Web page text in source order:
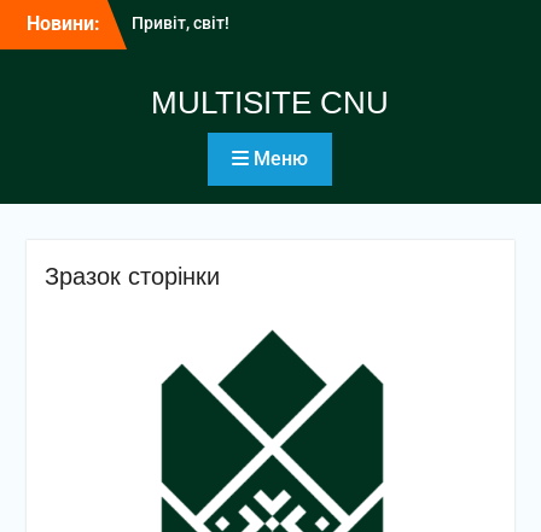
Новини: Привіт, світ!
MULTISITE CNU
Меню
Зразок сторінки